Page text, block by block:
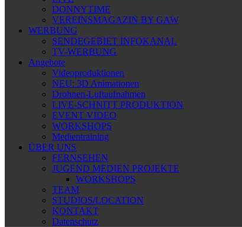
DONNYTIME
VEREINSMAGAZIN BY GAW
WERBUNG
SENDEGEBIET INFOKANAL
TV-WERBUNG
Angebote
Videoproduktionen
NEU: 3D Animationen
Drohnen-Luftaufnahmen
LIVE-SCHNITT PRODUKTION
EVENT VIDEO
WORKSHOPS
Medientraining
ÜBER UNS
FERNSEHEN
JUGEND MEDIEN PROJEKTE
WORKSHOPS
TEAM
STUDIOS/LOCATION
KONTAKT
Datenschutz